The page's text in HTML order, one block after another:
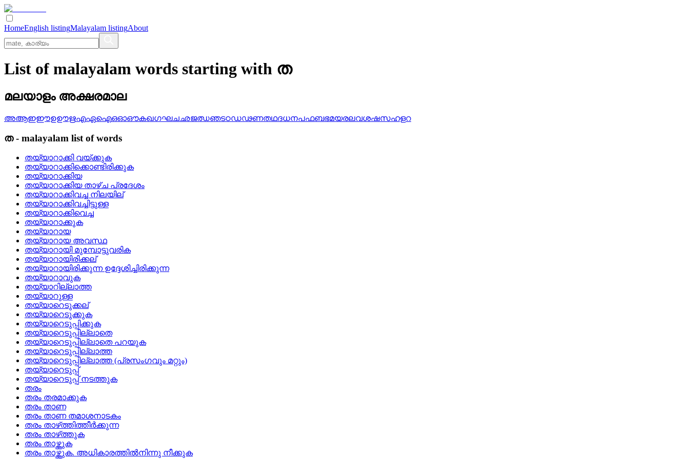
HomeEnglish listingMalayalam listingAbout
List of malayalam words starting with ത
മലയാളം അക്ഷരമാല
അആഇഈഉഊഋഎഏഐഒഓഔകഖഗഘചഛജഝഞടഠഡഢണതഥദധനപഫബഭമയരലവശഷസഹളറ
ത- malayalam list of words
തയ്യാറാക്കി വയ്‌ക്കുക
തയ്യാറാക്കിക്കൊണ്ടിരിക്കുക
തയ്യാറാക്കിയ
തയ്യാറാക്കിയ താഴ്‌ച പ്രദേശം
തയ്യാറാക്കിവച്ച നിലയില്
തയ്യാറാക്കിവച്ചിട്ടുള്ള
തയ്യാറാക്കിവെച്ച
തയ്യാറാക്കുക
തയ്യാറായ
തയ്യാറായ അവസ്ഥ
തയ്യാറായി മുമ്പോട്ടുവരിക
തയ്യാറായിരിക്കല്
തയ്യാറായിരിക്കുന്ന ഉദ്ദേശിച്ചിരിക്കുന്ന
തയ്യാറാവുക
തയ്യാറില്ലാത്ത
തയ്യാറുള്ള
തയ്യാറെടുക്കല്
തയ്യാറെടുക്കുക
തയ്യാറെടുപ്പിക്കുക
തയ്യാറെടുപ്പില്ലാതെ
തയ്യാറെടുപ്പില്ലാതെ പറയുക
തയ്യാറെടുപ്പില്ലാത്ത
തയ്യാറെടുപ്പില്ലാത്ത (പ്രസംഗവും മറ്റും)
തയ്യാറെടുപ്പ്
തയ്യാറെടുപ്പ്‌ നടത്തുക
തരം
തരം തരമാക്കുക
തരം താണ
തരം താണ തമാശനാടകം
തരം താഴ്‌ത്തിത്തീര്‍ക്കുന്ന
തരം താഴ്‌ത്തുക
തരം താഴ്ത്തുക
തരം താഴ്ത്തുക. അധികാരത്തില്‍നിന്നു നീക്കുക